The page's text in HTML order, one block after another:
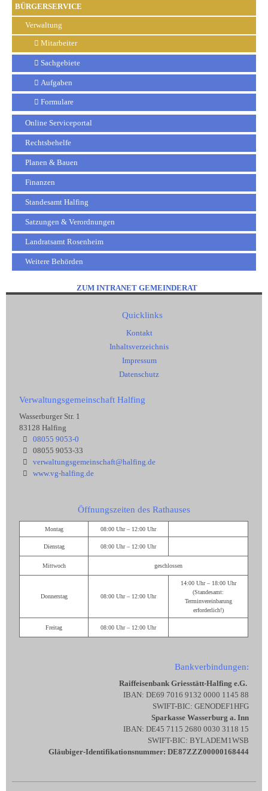
BÜRGERSERVICE
Verwaltung
Mitarbeiter
Sachgebiete
Aufgaben
Formulare
Online Serviceportal
Rechtsbehelfe
Planen & Bauen
Finanzen
Standesamt Halfing
Satzungen & Verordnungen
Landratsamt Rosenheim
Weitere Behörden
ZUM INTRANET GEMEINDERAT
Quicklinks
Kontakt
Inhaltsverzeichnis
Impressum
Datenschutz
Verwaltungsgemeinschaft Halfing
Wasserburger Str. 1
83128 Halfing
08055 9053-0
08055 9053-33
verwaltungsgemeinschaft@halfing.de
www.vg-halfing.de
Öffnungszeiten des Rathauses
Montag 08:00 Uhr – 12:00 Uhr
Dienstag 08:00 Uhr – 12:00 Uhr
Mittwoch geschlossen
Donnerstag 08:00 Uhr – 12:00 Uhr
14:00 Uhr – 18:00 Uhr
(Standesamt:
Terminvereinbarung
erforderlich!)
Freitag 08:00 Uhr – 12:00 Uhr
Bankverbindungen:
Raiffeisenbank Griesstätt-Halfing e.G.
IBAN: DE69 7016 9132 0000 1145 88
SWIFT-BIC: GENODEF1HFG
Sparkasse Wasserburg a. Inn
IBAN: DE45 7115 2680 0030 3118 15
SWIFT-BIC: BYLADEM1WSB
Gläubiger-Identifikationsnummer: DE87ZZZ00000168444